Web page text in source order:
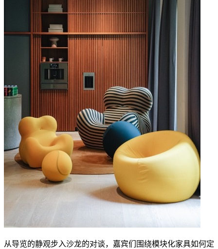
从导览的静观步入沙龙的对谈，嘉宾们围绕模块化家具如何定